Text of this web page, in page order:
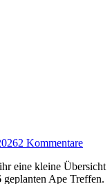
2 Kommentare
eine kleine Übersicht
Ape Treffen.